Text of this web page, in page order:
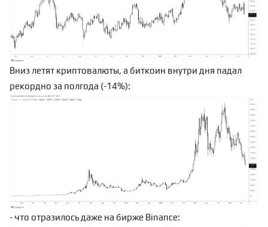
Вниз летят криптовалюты, а биткоин внутри дня падал
рекордно за полгода (-14%):
- что отразилось даже на бирже Binance: